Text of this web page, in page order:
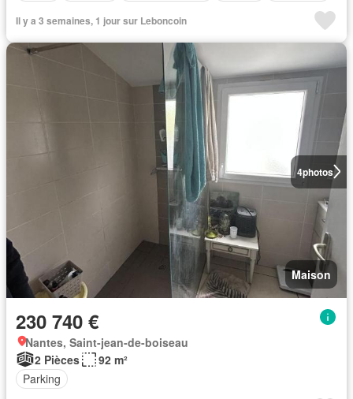
Il y a 3 semaines, 1 jour sur Leboncoin
4photos
Maison
230 740 €
Nantes, Saint-jean-de-boiseau
2 Pièces
92 m²
Parking